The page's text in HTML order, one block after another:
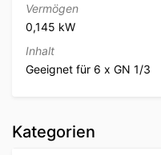
Vermögen
0,145 kW
Inhalt
Geeignet für 6 x GN 1/3
Kategorien